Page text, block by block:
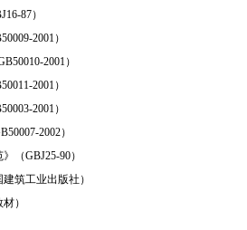
87）
2001）
2001）
2001）
2001）
2002）
（GBJ25-90）
筑工业出版社）
）